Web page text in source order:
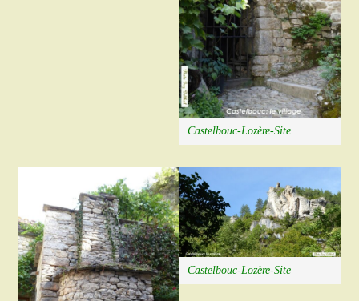
Castelbouc-Lozère-Site
Castelbouc-Lozère-Site